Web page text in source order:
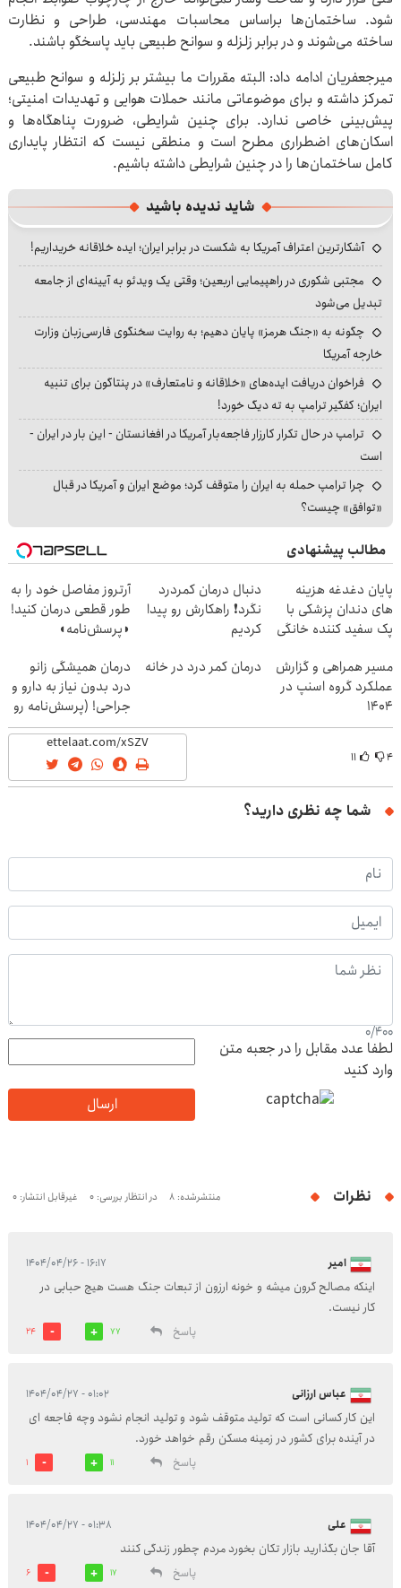
شود. ساختمان‌ها براساس محاسبات مهندسی، طراحی و نظارت
ساخته می‌شوند و در برابر زلزله و سوانح طبیعی باید پاسخگو باشند.
میرجعفریان ادامه داد: البته مقررات ما بیشتر بر زلزله و سوانح طبیعی
تمرکز داشته و برای موضوعاتی مانند حملات هوایی و تهدیدات امنیتی؛
پیش‌بینی خاصی ندارد. برای چنین شرایطی، ضرورت پناهگاه‌ها و
اسکان‌های اضطراری مطرح است و منطقی نیست که انتظار پایداری
کامل ساختمان‌ها را در چنین شرایطی داشته باشیم.
شاید ندیده باشید
آشکارترین اعتراف آمریکا به شکست در برابر ایران؛ ایده خلاقانه خریداریم!
مجتبی شکوری در راهپیمایی اربعین؛ وقتی یک ویدئو به آیینه‌ای از جامعه
تبدیل می‌شود
چگونه به «جنگ هرمز» پایان دهیم؛ به روایت سخنگوی فارسی‌زبان وزارت
خارجه آمریکا
فراخوان دریافت ایده‌های «خلاقانه و نامتعارف» در پنتاگون برای تنبیه
ایران؛ کفگیر ترامپ به ته دیگ خورد!
ترامپ در حال تکرار کارزار فاجعه‌بار آمریکا در افغانستان - این بار در ایران -
است
چرا ترامپ حمله به ایران را متوقف کرد؛ موضع ایران و آمریکا در قبال
«توافق» چیست؟
مطالب پیشنهادی
پایان دغدغه هزینه
های دندان پزشکی با
پک سفید کننده خانگی
دنبال درمان کمردرد
نگرد❗ راهکارش رو پیدا
کردیم
آرتروز مفاصل خود را به
طور قطعی درمان کنید!
◗پرسش‌نامه◖
مسیر همراهی و گزارش
عملکرد گروه اسنپ در
۱۴۰۴
درمان کمر درد در خانه
درمان همیشگی زانو
درد بدون نیاز به دارو و
جراحی! (پرسش‌نامه رو
پر کن)
۴ ۱۱
شما چه نظری دارید؟
0/400
لطفا عدد مقابل را در جعبه متن
وارد کنید
ارسال
نظرات منتشرشده: 8 در انتظار بررسی: 0 غیرقابل انتشار: 0
امیر ۱۶:۱۷ - ۱۴۰۴/۰۴/۲۶
اینکه مصالح گرون میشه و خونه ارزون از تبعات جنگ هست هیچ حبابی در
کار نیست.
پاسخ
77
24
عباس ارزانی ۰۱:۰۲ - ۱۴۰۴/۰۴/۲۷
این کار کسانی است که تولید متوقف شود و تولید انجام نشود و‌چه فاجعه ای
در آینده برای کشور در زمینه مسکن رقم خواهد خورد.
پاسخ
11
1
علی ۰۱:۳۸ - ۱۴۰۴/۰۴/۲۷
آقا جان بگذارید بازار تکان بخورد مردم چطور زندگی کنند
پاسخ
17
6